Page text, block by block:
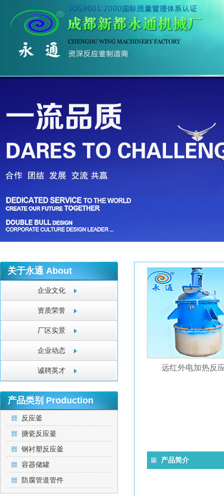
远红外电加热反
产品简介
关于永通 About
企业文化
资质荣誉
厂区实景
企业动态
诚聘英才
产品类别 Production
反应釜
搪瓷反应釜
钢衬塑反应釜
容器储罐
防腐管道管件